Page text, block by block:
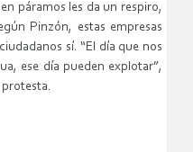
páramos les da un respiro,
Pinzón, estas empresas
sí. “El día que nos
ese día pueden explotar”,